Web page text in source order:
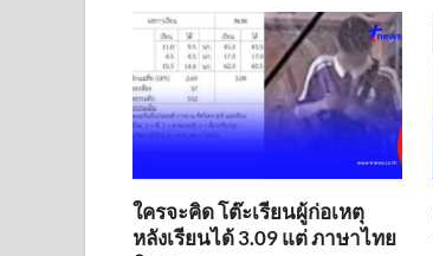
ใครจะคิด โต๊ะเรียนผู้ก่อเหตุ
หลังเรียนได้ 3.09 แต่ ภาษาไทย